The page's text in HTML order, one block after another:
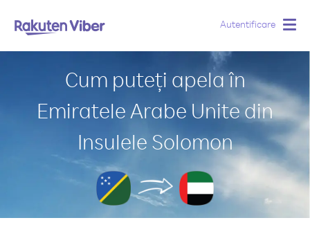
Autentificare
Cum puteți apela în
Emiratele Arabe Unite din
Insulele Solomon